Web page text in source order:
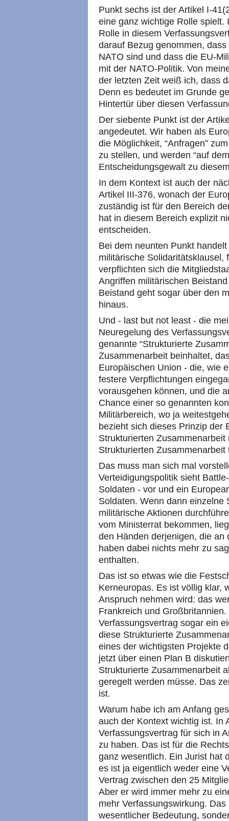
Punkt sechs ist der Artikel I-
eine ganz wichtige Rolle
Rolle in diesem
darauf Bezug genommen,
NATO sind und dass die EU-
mit der NATO-Politik. Von
der letzten Zeit weiß ich, dass
Denn es bedeutet im Grunde
Hintertür über diesen
Der siebente Punkt ist der
angedeutet. Wir haben als
die Möglichkeit, “Anfragen”
zu stellen, und werden “auf
Entscheidungsgewalt zu
In dem Kontext ist auch der
Artikel III-376, wonach der
zuständig ist für den Bereich
hat in diesem Bereich explizit
entscheiden.
Bei dem neunten Punkt
militärische Solidaritätsklausel,
verpflichten sich die
Angriffen militärischen
Beistand geht sogar über den
hinaus.
Und - last but not least - die
Neuregelung des
genannte “Strukturierte
Zusammenarbeit beinhaltet,
Europäischen Union - die, wie
festere Verpflichtungen
vorausgehen können, und die
Chance einer so genannten
Militärbereich, wo ja
bezieht sich dieses Prinzip der
Strukturierten
Strukturierten Zusammenarbeit
Das muss man sich mal
Verteidigungspolitik sieht
Soldaten - vor und ein
Soldaten. Wenn dann einzelne
militärische Aktionen
vom Ministerrat bekommen,
den Händen derjenigen, die an
haben dabei nichts mehr zu
enthalten.
Das ist so etwas wie die
Kerneuropas. Es ist völlig klar,
Anspruch nehmen wird: das
Frankreich und
Verfassungsvertrag sogar ein
diese Strukturierte
eines der wichtigsten Projekte
jetzt über einen Plan B
Strukturierte Zusammenarbeit
geregelt werden müsse. Das
ist.
Warum habe ich am Anfang
auch der Kontext wichtig ist. In
Verfassungsvertrag für sich in
zu haben. Das ist für die
ganz wesentlich. Ein Jurist hat
es ist ja eigentlich weder eine
Vertrag zwischen den 25
Aber er wird immer mehr zu
mehr Verfassungswirkung.
wesentlicher Bedeutung,